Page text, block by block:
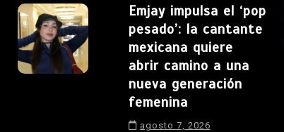
Emjay impulsa el ‘pop
pesado’: la cantante
mexicana quiere
abrir camino a una
nueva generación
femenina
agosto 7, 2026